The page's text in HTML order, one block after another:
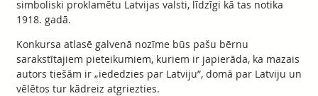
simboliski proklamētu Latvijas valsti, līdzīgi kā tas notika
1918. gadā.
Konkursa atlasē galvenā nozīme būs pašu bērnu
sarakstītajiem pieteikumiem, kuriem ir japierāda, ka mazais
autors tiešām ir „iededzies par Latviju”, domā par Latviju un
vēlētos tur kādreiz atgriezties.